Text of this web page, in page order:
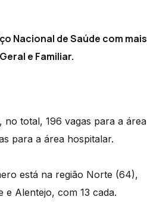
Nacional de Saúde com mais
e Familiar.
no total, 196 vagas para a área
para a área hospitalar.
está na região Norte (64),
e Alentejo, com 13 cada.